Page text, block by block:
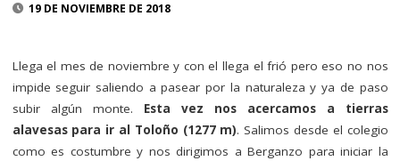
19 DE NOVIEMBRE DE 2018
Llega el mes de noviembre y con el llega el frió pero eso no nos
impide seguir saliendo a pasear por la naturaleza y ya de paso
subir algún monte. Esta vez nos acercamos a tierras
alavesas para ir al Toloño (1277 m). Salimos desde el colegio
como es costumbre y nos dirigimos a Berganzo para iniciar la